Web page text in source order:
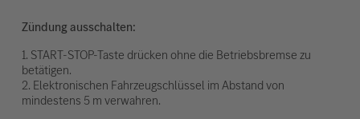
Zündung ausschalten:
1. START-STOP-Taste drücken ohne die Betriebsbremse zu
betätigen.
2. Elektronischen Fahrzeugschlüssel im Abstand von
mindestens 5 m verwahren.